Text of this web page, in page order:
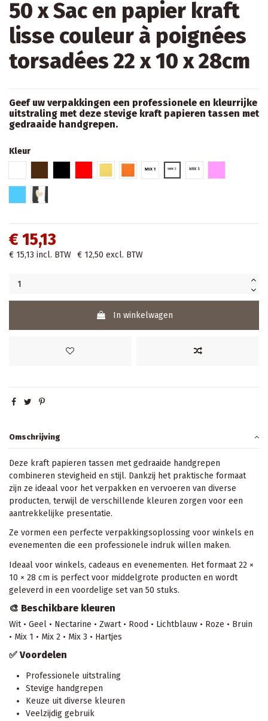
50 x Sac en papier kraft
lisse couleur à poignées
torsadées 22 x 10 x 28cm
Geef uw verpakkingen een professionele en kleurrijke
uitstraling met deze stevige kraft papieren tassen met
gedraaide handgrepen.
Kleur
NectarineMix 1 Mix 2 Mix 3
Licht Blauw
Hartjes
€ 15,13
€ 15,13 incl. BTW € 12,50 excl. BTW
In winkelwagen
Omschrijving
Deze kraft papieren tassen met gedraaide handgrepen
combineren stevigheid en stijl. Dankzij het praktische formaat
zijn ze ideaal voor het verpakken en vervoeren van diverse
producten, terwijl de verschillende kleuren zorgen voor een
aantrekkelijke presentatie.
Ze vormen een perfecte verpakkingsoplossing voor winkels en
evenementen die een professionele indruk willen maken.
Ideaal voor winkels, cadeaus en evenementen. Het formaat 22 ×
10 × 28 cm is perfect voor middelgrote producten en wordt
geleverd in een voordelige set van 50 stuks.
🎨 Beschikbare kleuren
Wit • Geel • Nectarine • Zwart • Rood • Lichtblauw • Roze • Bruin
• Mix 1 • Mix 2 • Mix 3 • Hartjes
✅ Voordelen
Professionele uitstraling
Stevige handgrepen
Keuze uit diverse kleuren
Veelzijdig gebruik